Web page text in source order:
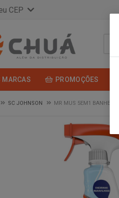
CEP
MARCAS PROMOÇÕES
SC JOHNSON MR MUS 5EM1